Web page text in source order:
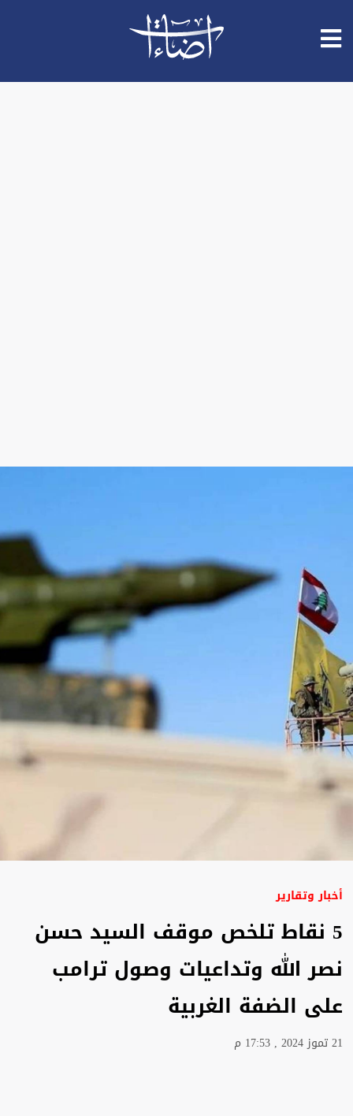
أخبار وتقارير
5 نقاط تلخص موقف السيد حسن
نصر الله وتداعيات وصول ترامب
على الضفة الغربية
21 تموز 2024 , 17:53 م